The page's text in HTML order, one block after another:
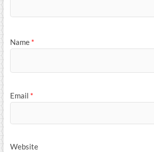
Name *
Email *
Website